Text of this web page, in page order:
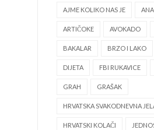
AJME KOLIKO NAS JE
ARTIČOKE AVOKADO
BAKALAR BRZO I LAKO
DIJETA FBI RUKAVICE
GRAH GRAŠAK
HRVATSKA SVAKODNEVNA
HRVATSKI KOLAČI